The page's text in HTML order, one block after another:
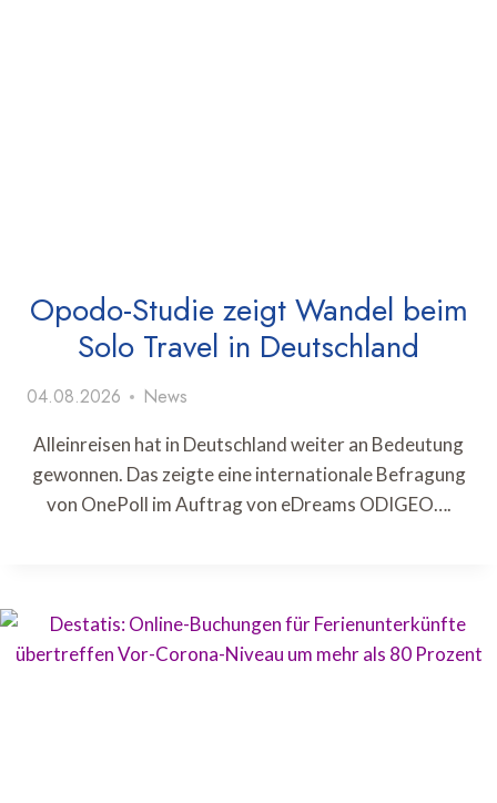
Opodo-Studie zeigt Wandel beim
Solo Travel in Deutschland
04.08.2026 News
Alleinreisen hat in Deutschland weiter an Bedeutung
gewonnen. Das zeigte eine internationale Befragung
von OnePoll im Auftrag von eDreams ODIGEO….